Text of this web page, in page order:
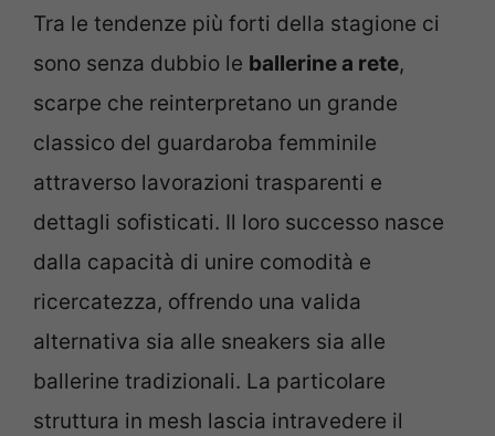
Tra le tendenze più forti della stagione ci
sono senza dubbio le ballerine a rete,
scarpe che reinterpretano un grande
classico del guardaroba femminile
attraverso lavorazioni trasparenti e
dettagli sofisticati. Il loro successo nasce
dalla capacità di unire comodità e
ricercatezza, offrendo una valida
alternativa sia alle sneakers sia alle
ballerine tradizionali. La particolare
struttura in mesh lascia intravedere il